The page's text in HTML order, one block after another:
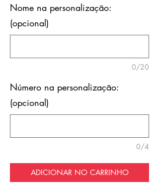
Nome na personalização:
(opcional)
0/20
Número na personalização:
(opcional)
0/4
ADICIONAR NO CARRINHO